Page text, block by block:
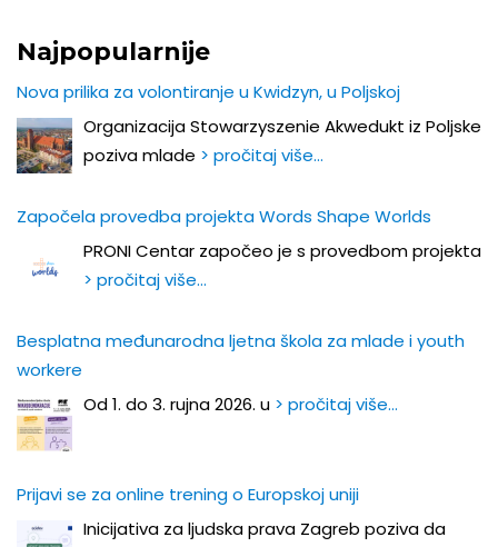
Najpopularnije
Nova prilika za volontiranje u Kwidzyn, u Poljskoj
Organizacija Stowarzyszenie Akwedukt iz Poljske
poziva mlade > pročitaj više…
Započela provedba projekta Words Shape Worlds
PRONI Centar započeo je s provedbom projekta
> pročitaj više…
Besplatna međunarodna ljetna škola za mlade i youth
workere
Od 1. do 3. rujna 2026. u > pročitaj više…
Prijavi se za online trening o Europskoj uniji
Inicijativa za ljudska prava Zagreb poziva da